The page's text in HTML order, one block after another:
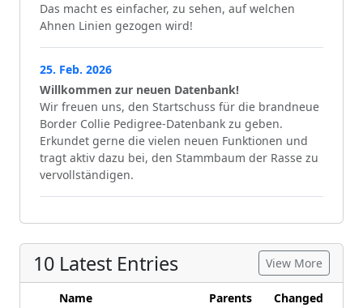
Das macht es einfacher, zu sehen, auf welchen
Ahnen Linien gezogen wird!
25. Feb. 2026
Willkommen zur neuen Datenbank!
Wir freuen uns, den Startschuss für die brandneue
Border Collie Pedigree-Datenbank zu geben.
Erkundet gerne die vielen neuen Funktionen und
tragt aktiv dazu bei, den Stammbaum der Rasse zu
vervollständigen.
10 Latest Entries View More
Name Parents
Changed